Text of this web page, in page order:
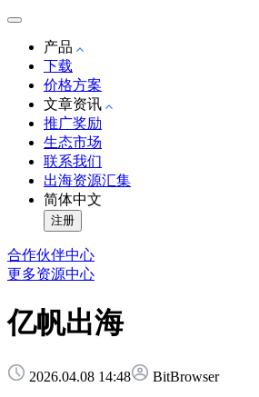
产品
下载
价格方案
文章资讯
推广奖励
生态市场
联系我们
出海资源汇集
简体中文
注册
合作伙伴中心
更多资源中心
亿帆出海
2026.04.08 14:48 BitBrowser